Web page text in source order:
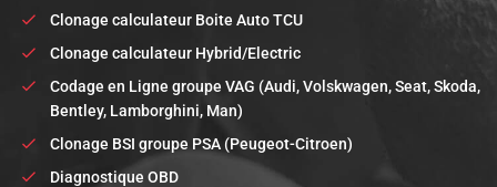
Clonage calculateur Boite Auto TCU
Clonage calculateur Hybrid/Electric
Codage en Ligne groupe VAG (Audi, Volskwagen, Seat, Skoda,
Bentley, Lamborghini, Man)
Clonage BSI groupe PSA (Peugeot-Citroen)
Diagnostique OBD